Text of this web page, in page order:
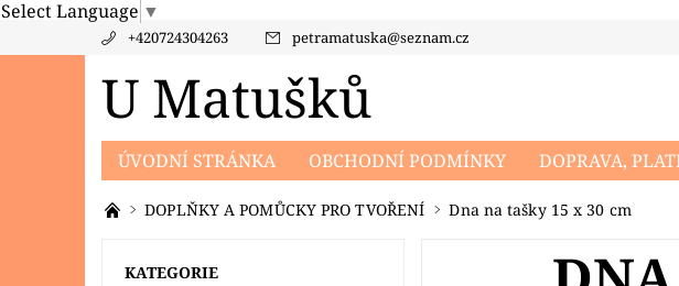
Select Language ▼
+420724304263 petramatuska@seznam.cz
U Matušků
ÚVODNÍ STRÁNKA OBCHODNÍ PODMÍNKY DOPRAVA,
PRODÁVANÉ ZNAČKY
KONTAKTY PODMÍNKY OCHRANY
DOPLŇKY A POMŮCKY PRO TVOŘENÍ Dna na tašky 15 x 30 cm
KATEGORIE